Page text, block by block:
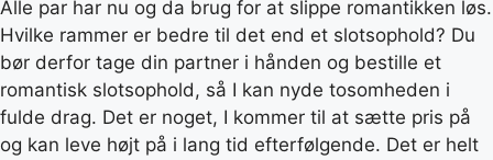
Alle par har nu og da brug for at slippe romantikken løs.
Hvilke rammer er bedre til det end et slotsophold? Du
bør derfor tage din partner i hånden og bestille et
romantisk slotsophold, så I kan nyde tosomheden i
fulde drag. Det er noget, I kommer til at sætte pris på
og kan leve højt på i lang tid efterfølgende. Det er helt